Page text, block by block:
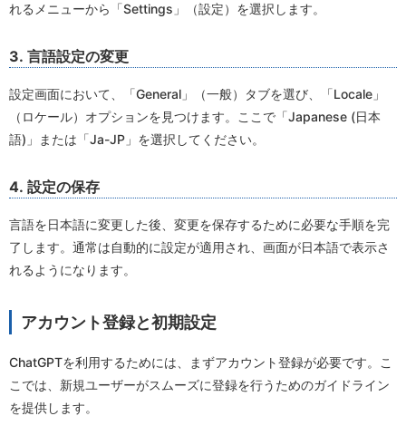
れるメニューから「Settings」（設定）を選択します。
3. 言語設定の変更
設定画面において、「General」（一般）タブを選び、「Locale」
（ロケール）オプションを見つけます。ここで「Japanese (日本
語)」または「Ja-JP」を選択してください。
4. 設定の保存
言語を日本語に変更した後、変更を保存するために必要な手順を完
了します。通常は自動的に設定が適用され、画面が日本語で表示さ
れるようになります。
アカウント登録と初期設定
ChatGPTを利用するためには、まずアカウント登録が必要です。こ
こでは、新規ユーザーがスムーズに登録を行うためのガイドライン
を提供します。